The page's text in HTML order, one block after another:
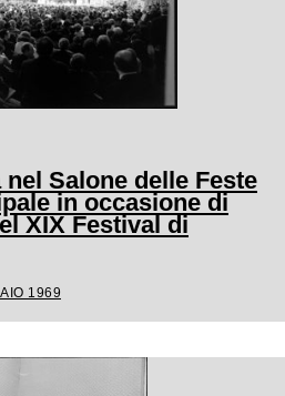
Salone delle Feste
in occasione di
XIX Festival di
1969